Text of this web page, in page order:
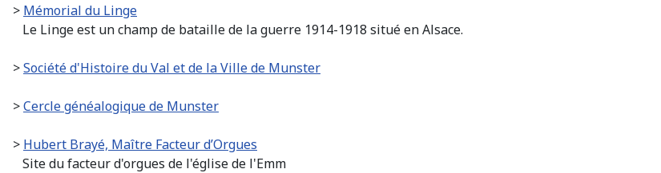
> Mémorial du Linge
Le Linge est un champ de bataille de la guerre 1914-1918 situé en Alsace.
>Société d'Histoire du Val et de la Ville de Munster
>Cercle généalogique de Munster
> Hubert Brayé, Maître Facteur d’Orgues
Site du facteur d'orgues de l'église de l'Emm